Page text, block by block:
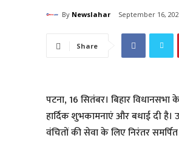
By Newslahar September 16,
Share
पटना, 16 सितंबर। बिहार विधानसभा
हार्दिक शुभकामनाएं और बधाई दी है।
वंचितों की सेवा के लिए निरंतर समर्पित